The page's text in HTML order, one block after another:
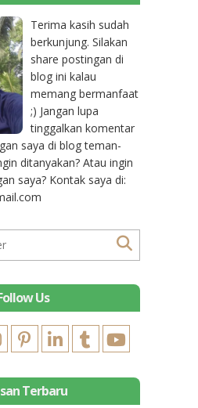
Terima kasih sudah
berkunjung. Silakan
share postingan di
blog ini kalau
memang bermanfaat
;) Jangan lupa
tinggalkan komentar
saya di blog teman-
ditanyakan? Atau ingin
saya? Kontak saya di:
Us
Terbaru